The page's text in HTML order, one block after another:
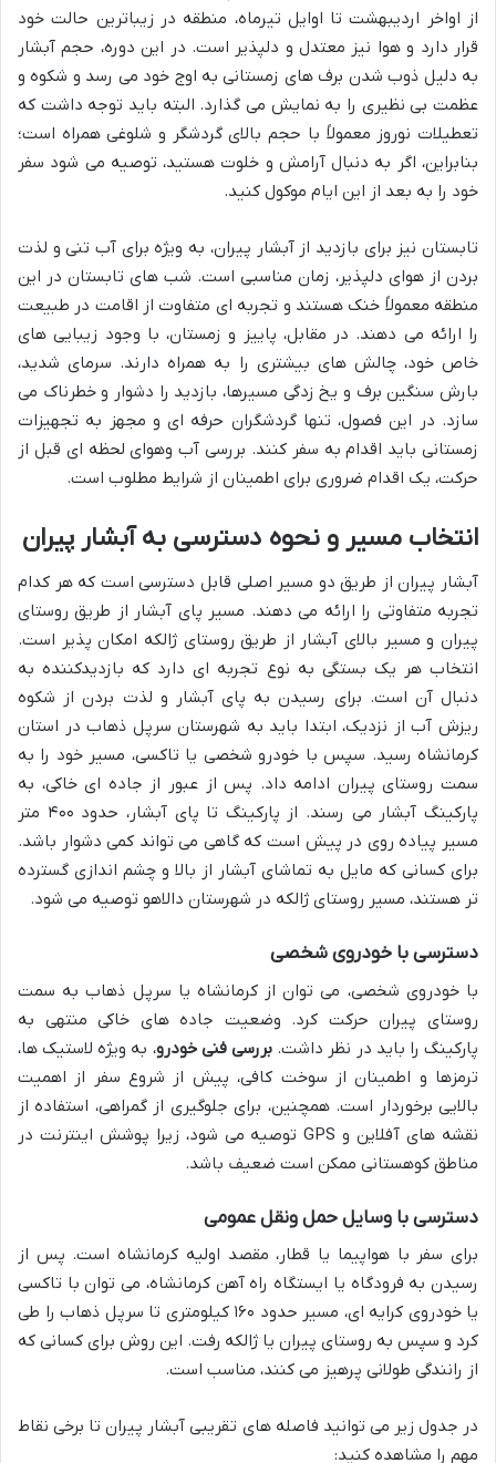
از اواخر اردیبهشت تا اوایل تیرماه، منطقه در زیباترین حالت خود
قرار دارد و هوا نیز معتدل و دلپذیر است. در این دوره، حجم آبشار
به دلیل ذوب شدن برف های زمستانی به اوج خود می رسد و شکوه و
عظمت بی نظیری را به نمایش می گذارد. البته باید توجه داشت که
تعطیلات نوروز معمولاً با حجم بالای گردشگر و شلوغی همراه است؛
بنابراین، اگر به دنبال آرامش و خلوت هستید، توصیه می شود سفر
خود را به بعد از این ایام موکول کنید.
تابستان نیز برای بازدید از آبشار پیران، به ویژه برای آب تنی و لذت
بردن از هوای دلپذیر، زمان مناسبی است. شب های تابستان در این
منطقه معمولاً خنک هستند و تجربه ای متفاوت از اقامت در طبیعت
را ارائه می دهند. در مقابل، پاییز و زمستان، با وجود زیبایی های
خاص خود، چالش های بیشتری را به همراه دارند. سرمای شدید،
بارش سنگین برف و یخ زدگی مسیرها، بازدید را دشوار و خطرناک می
سازد. در این فصول، تنها گردشگران حرفه ای و مجهز به تجهیزات
زمستانی باید اقدام به سفر کنند. بررسی آب وهوای لحظه ای قبل از
حرکت، یک اقدام ضروری برای اطمینان از شرایط مطلوب است.
انتخاب مسیر و نحوه دسترسی به آبشار پیران
آبشار پیران از طریق دو مسیر اصلی قابل دسترسی است که هر کدام
تجربه متفاوتی را ارائه می دهند. مسیر پای آبشار از طریق روستای
پیران و مسیر بالای آبشار از طریق روستای ژالکه امکان پذیر است.
انتخاب هر یک بستگی به نوع تجربه ای دارد که بازدیدکننده به
دنبال آن است. برای رسیدن به پای آبشار و لذت بردن از شکوه
ریزش آب از نزدیک، ابتدا باید به شهرستان سرپل ذهاب در استان
کرمانشاه رسید. سپس با خودرو شخصی یا تاکسی، مسیر خود را به
سمت روستای پیران ادامه داد. پس از عبور از جاده ای خاکی، به
پارکینگ آبشار می رسند. از پارکینگ تا پای آبشار، حدود ۴۰۰ متر
مسیر پیاده روی در پیش است که گاهی می تواند کمی دشوار باشد.
برای کسانی که مایل به تماشای آبشار از بالا و چشم اندازی گسترده
تر هستند، مسیر روستای ژالکه در شهرستان دالاهو توصیه می شود.
دسترسی با خودروی شخصی
با خودروی شخصی، می توان از کرمانشاه یا سرپل ذهاب به سمت
روستای پیران حرکت کرد. وضعیت جاده های خاکی منتهی به
پارکینگ را باید در نظر داشت. بررسی فنی خودرو، به ویژه لاستیک ها،
ترمزها و اطمینان از سوخت کافی، پیش از شروع سفر از اهمیت
بالایی برخوردار است. همچنین، برای جلوگیری از گمراهی، استفاده از
نقشه های آفلاین و GPS توصیه می شود، زیرا پوشش اینترنت در
مناطق کوهستانی ممکن است ضعیف باشد.
دسترسی با وسایل حمل ونقل عمومی
برای سفر با هواپیما یا قطار، مقصد اولیه کرمانشاه است. پس از
رسیدن به فرودگاه یا ایستگاه راه آهن کرمانشاه، می توان با تاکسی
یا خودروی کرایه ای، مسیر حدود ۱۶۰ کیلومتری تا سرپل ذهاب را طی
کرد و سپس به روستای پیران یا ژالکه رفت. این روش برای کسانی که
از رانندگی طولانی پرهیز می کنند، مناسب است.
در جدول زیر می توانید فاصله های تقریبی آبشار پیران تا برخی نقاط
مهم را مشاهده کنید: